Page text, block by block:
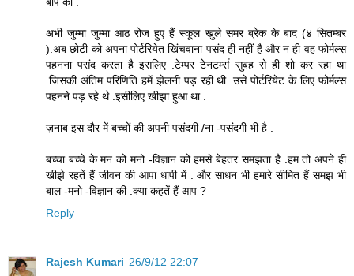
अभी जुम्मा जुम्मा आठ रोज हुए हैं स्कूल खुले समर ब्रेक के बाद (४ सितम्बर
).अब छोटी को अपना पोर्टरियेत खिंचवाना पसंद ही नहीं है और न ही वह फोर्मल्स
पहनना पसंद करता है इसलिए .टेम्पर टेनटर्म्स सुबह से ही शो कर रहा था
.जिसकी अंतिम परिणिति हमें झेलनी पड़ रही थी .उसे पोर्टरियेट के लिए फोर्मल्स
पहनने पड़ रहे थे .इसीलिए खीझा हुआ था .
ज़नाब इस दौर में बच्चों की अपनी पसंदगी /ना -पसंदगी भी है .
बच्चा बच्चे के मन को मनो -विज्ञान को हमसे बेहतर समझता है .हम तो अपने ही
खीझे रहतें हैं जीवन की आपा धापी में . और साधन भी हमारे सीमित हैं समझ भी
बाल -मनो -विज्ञान की .क्या कहतें हैं आप ?
Reply
Rajesh Kumari 26/9/12 22:07